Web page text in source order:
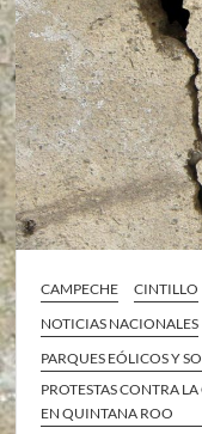
CAMPECHE CINTILLO
NOTICIAS NACIONALES
PARQUES EÓLICOS Y
PROTESTAS CONTRA
EN QUINTANA ROO